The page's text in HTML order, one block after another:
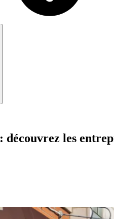
: découvrez les